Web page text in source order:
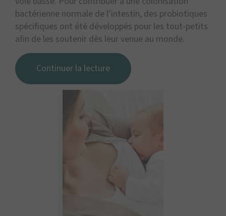
bactérienne normale de l’intestin, des probiotiques
spécifiques ont été développés pour les tout-petits
afin de les soutenir dès leur venue au monde.
Continuer la lecture